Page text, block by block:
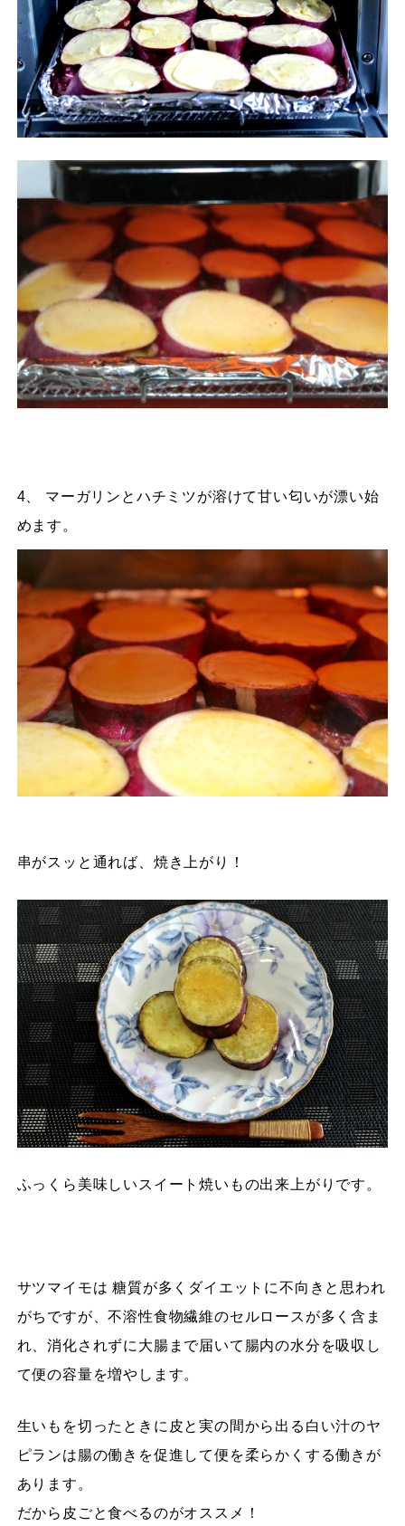
4、 マーガリンとハチミツが溶けて甘い匂いが漂い始
めます。
串がスッと通れば、焼き上がり！
ふっくら美味しいスイート焼いもの出来上がりです。
サツマイモは 糖質が多くダイエットに不向きと思われ
がちですが、不溶性食物繊維のセルロースが多く含ま
れ、消化されずに大腸まで届いて腸内の水分を吸収し
て便の容量を増やします。
生いもを切ったときに皮と実の間から出る白い汁のヤ
ピランは腸の働きを促進して便を柔らかくする働きが
あります。
だから皮ごと食べるのがオススメ！